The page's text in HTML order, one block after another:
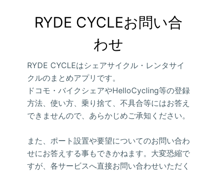
RYDE CYCLEお問い合
わせ
RYDE CYCLEはシェアサイクル・レンタサイ
クルのまとめアプリです。
ドコモ・バイクシェアやHelloCycling等の登録
方法、使い方、乗り捨て、不具合等にはお答え
できませんので、あらかじめご承知ください。
また、ポート設置や要望についてのお問い合わ
せにお答えする事もできかねます。大変恐縮で
すが、各サービスへ直接お問い合わせいただく